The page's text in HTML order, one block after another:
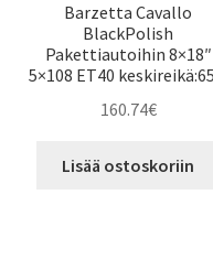
Barzetta Cavallo
BlackPolish
Pakettiautoihin 8×18″
5×108 ET40
160.74€
Lisää ostoskoriin